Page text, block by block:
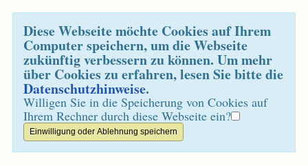
Diese Webseite möchte Cookies auf Ihrem
Computer speichern, um die Webseite
zukünftig verbessern zu können. Um mehr
über Cookies zu erfahren, lesen Sie bitte die
Datenschutzhinweise.
Willigen Sie in die Speicherung von Cookies auf
Ihrem Rechner durch diese Webseite ein?